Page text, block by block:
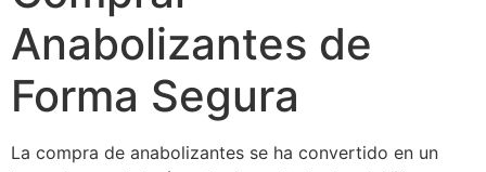
Anabolizantes de
Forma Segura
La compra de anabolizantes se ha convertido en un